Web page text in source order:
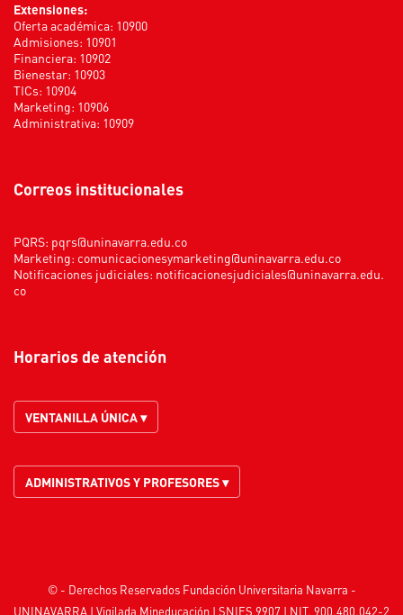
Extensiones:
Oferta académica: 10900
Admisiones: 10901
Financiera: 10902
Bienestar: 10903
TICs: 10904
Marketing: 10906
Administrativa: 10909
Correos institucionales
PQRS: pqrs@uninavarra.edu.co
Marketing: comunicacionesymarketing@uninavarra.edu.co
Notificaciones judiciales: notificacionesjudiciales@uninavarra.edu.
co
Horarios de atención
VENTANILLA ÚNICA ▾
ADMINISTRATIVOS Y PROFESORES ▾
© - Derechos Reservados Fundación Universitaria Navarra -
UNINAVARRA | Vigilada Mineducación | SNIES 9907 | NIT. 900.480.042-2